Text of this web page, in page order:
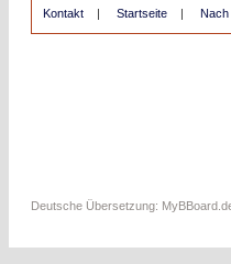
Kontakt | Startseite | Nach
Deutsche Übersetzung: